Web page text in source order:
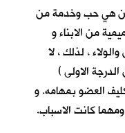
هي حب وخدمة من
من الابناء و
، لذلك ، لا
الاولى )
العضو بمهامه. و
كانت الاسباب.